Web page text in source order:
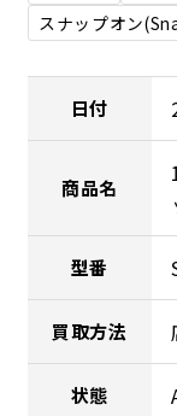
スナップオン
日付
商品名
型番
買取方法
状態